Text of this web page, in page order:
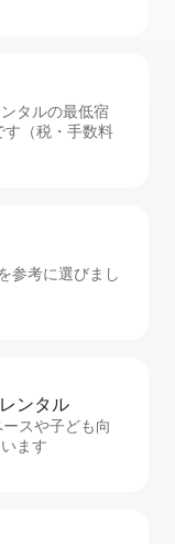
タルの最低宿
す（税・手数料
参考に選びまし
ン⁠タ⁠ル
スや子ども向
ます